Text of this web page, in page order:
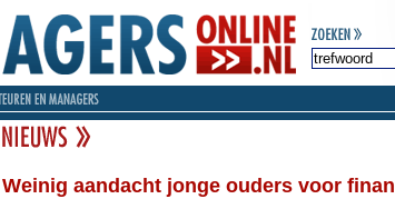
Weinig aandacht jonge ouders voor